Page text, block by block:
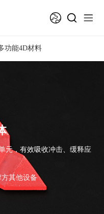
功能4D材料
元，有效吸收冲击、缓释应
其他设备